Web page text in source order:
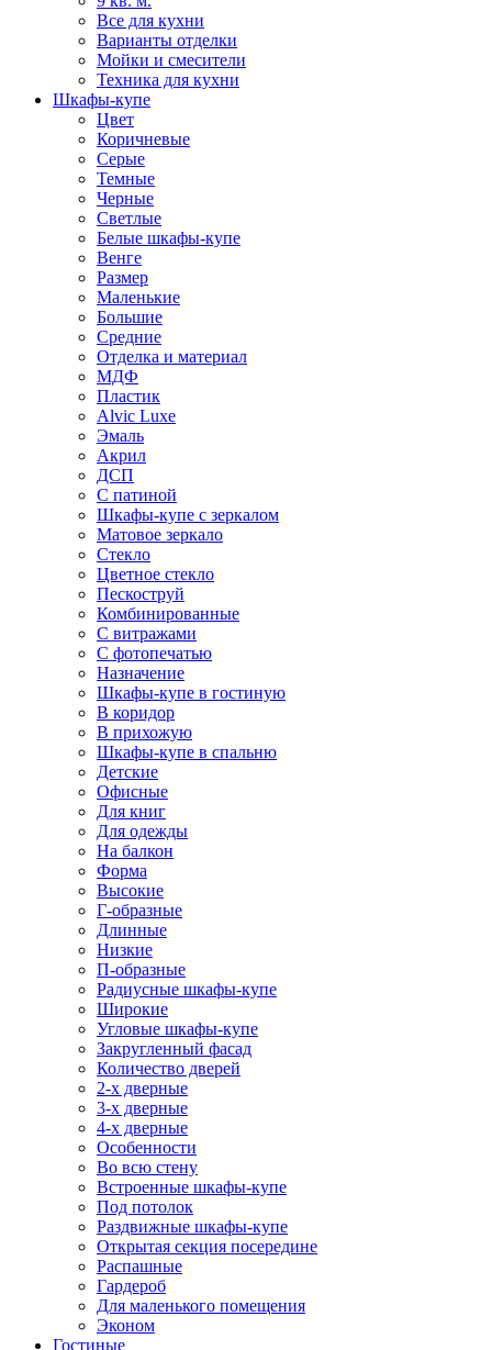
Все для кухни
Варианты отделки
Мойки и смесители
Техника для кухни
Шкафы-купе
Цвет
Коричневые
Серые
Темные
Черные
Светлые
Белые шкафы-купе
Венге
Размер
Маленькие
Большие
Средние
Отделка и материал
МДФ
Пластик
Alvic Luxe
Эмаль
Акрил
ДСП
С патиной
Шкафы-купе с зеркалом
Матовое зеркало
Стекло
Цветное стекло
Пескоструй
Комбинированные
С витражами
С фотопечатью
Назначение
Шкафы-купе в гостиную
В коридор
В прихожую
Шкафы-купе в спальню
Детские
Офисные
Для книг
Для одежды
На балкон
Форма
Высокие
Г-образные
Длинные
Низкие
П-образные
Радиусные шкафы-купе
Широкие
Угловые шкафы-купе
Закругленный фасад
Количество дверей
2-х дверные
3-х дверные
4-х дверные
Особенности
Во всю стену
Встроенные шкафы-купе
Под потолок
Раздвижные шкафы-купе
Открытая секция посередине
Распашные
Гардероб
Для маленького помещения
Эконом
Гостиные